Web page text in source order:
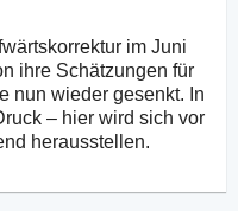
im Juni
ihre Schätzungen für
nun wieder gesenkt. In
– hier wird sich vor
herausstellen.